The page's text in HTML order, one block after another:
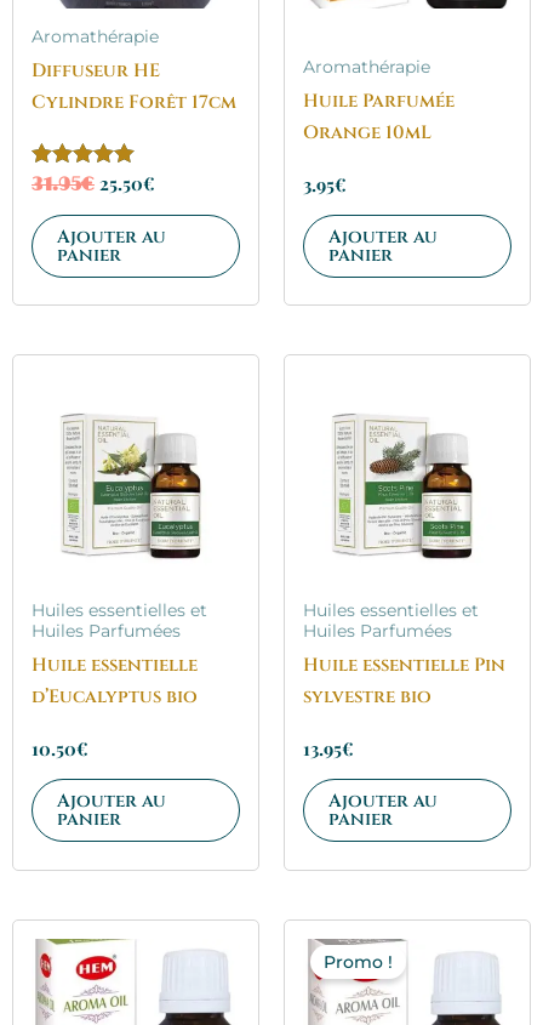
Aromathérapie
Diffuseur HE
Cylindre Forêt 17cm
Note
sur 5
31.95€ 25.50€
Ajouter au
panier
Aromathérapie
Huile Parfumée
Orange 10mL
3.95€
Ajouter au
panier
Huiles essentielles et
Huiles Parfumées
Huile essentielle
d’Eucalyptus bio
10.50€
Ajouter au
panier
Huiles essentielles et
Huiles Parfumées
Huile essentielle Pin
sylvestre bio
13.95€
Ajouter au
panier
Promo !
prix
initial
était :
prix
est :